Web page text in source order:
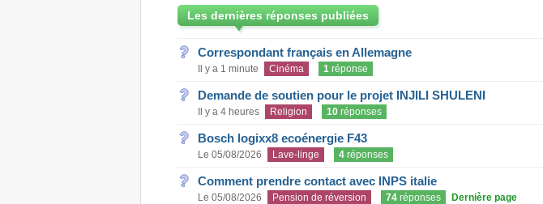
Les dernières réponses publiées
Correspondant français en Allemagne
Il y a 1 minute Cinéma 1réponse
Demande de soutien pour le projet INJILI SHULENI
Il y a 4 heures Religion 10réponses
Bosch logixx8 ecoénergie F43
Le 05/08/2026 Lave-linge 4réponses
Comment prendre contact avec INPS italie
Le 05/08/2026 Pension de réversion 74réponses Dernière page